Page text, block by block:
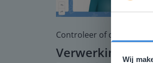
Wij
Controleer of de
Verwerking